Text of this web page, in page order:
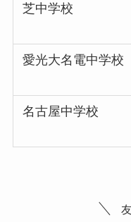
芝中学校
愛光大名電中学校
名古屋中学校